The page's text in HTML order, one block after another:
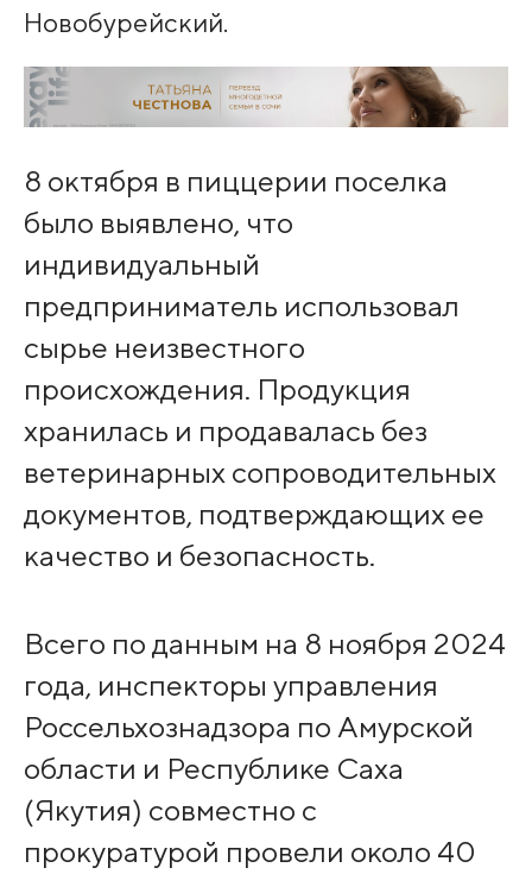
Новобурейский.
8 октября в пиццерии поселка
было выявлено, что
индивидуальный
предприниматель использовал
сырье неизвестного
происхождения. Продукция
хранилась и продавалась без
ветеринарных сопроводительных
документов, подтверждающих ее
качество и безопасность.
Всего по данным на 8 ноября 2024
года, инспекторы управления
Россельхознадзора по Амурской
области и Республике Саха
(Якутия) совместно с
прокуратурой провели около 40